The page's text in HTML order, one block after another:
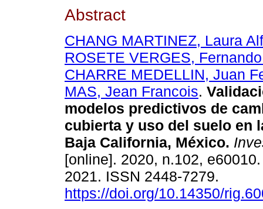
Abstract
CHANG MARTINEZ, Laura
ROSETE VERGES,
CHARRE MEDELLIN, Juan
MAS, Jean Francois.
modelos predictivos de
cubierta y uso del suelo en
Baja California, México.
[online]. 2020, n.102,
2021. ISSN 2448-7279.
https://doi.org/10.14350/